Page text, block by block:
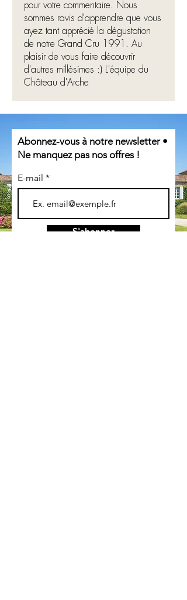
pour votre commentaire. Nous
sommes ravis d'apprendre que vous
ayez tant apprécié la dégustation
de notre Grand Cru 1991. Au
plaisir de vous faire découvrir
d'autres millésimes :) L'équipe du
Château d'Arche
Abonnez-vous à notre newsletter •
Ne manquez pas nos offres !
E-mail
S'abonner